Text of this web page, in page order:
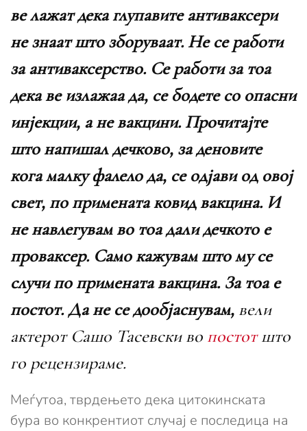
ве лажат дека глупавите антиваксери
не знаат што зборуваат. Не се работи
за антиваксерство. Се работи за тоа
дека ве излажаа да, се бодете со опасни
инјекции, а не вакцини. Прочитајте
што напишал дечково, за деновите
кога малку фалело да, се одјави од овој
свет, по примената ковид вакцина. И
не навлегувам во тоа дали дечкото е
проваксер. Само кажувам што му се
случи по примената вакцина. За тоа е
постот. Да не се дообјаснувам, вели
актерот Сашо Тасевски во постотшто
го рецензираме.
Меѓутоа, тврдењето дека цитокинската
бура во конкрентиот случај е последица на